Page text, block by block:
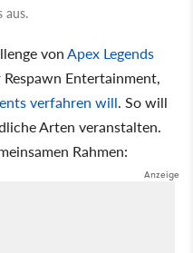
aus.
vonApex Legends
Entertainment,
verfahren will. So will
Arten veranstalten.
Rahmen: